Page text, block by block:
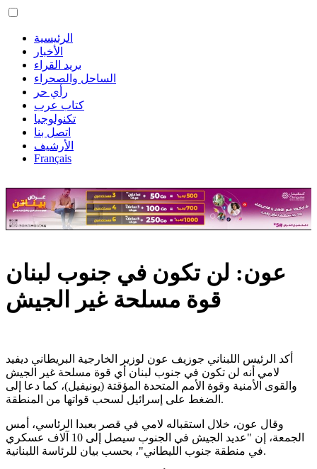
الرئيسية
الأخبار
بريد القراء
الساحل والصحراء
رأي حر
كتاب عرب
تكنولوجيا
اتصل بنا
الأرشيف
Français
عون: لن تكون في جنوب لبنان
قوة مسلحة غير الجيش
أكد الرئيس اللبناني جوزيف عون لوزير الخارجية البريطاني ديفيد
لامي أنه لن تكون في جنوب لبنان أي قوة مسلحة غير الجيش
والقوى الأمنية وقوة الأمم المتحدة المؤقتة (يونيفيل)، كما دعا إلى
الضغط على إسرائيل لسحب قواتها من المنطقة.
وقال عون، خلال استقباله لامي في قصر بعبدا الرئاسي، أمس
الجمعة، إن "عديد الجيش في الجنوب سيصل إلى 10 آلاف عسكري
في منطقة جنوب الليطاني"، بحسب بيان للرئاسة اللبنانية.